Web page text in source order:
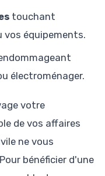
touchant
équipements.
électroménager.
votre
de vos affaires
ne vous
bénéficier d'une